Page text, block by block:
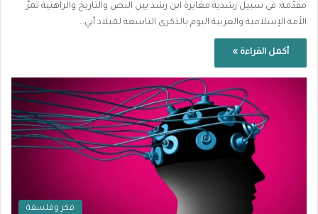
مقدّمة: في سبيل رشدية مغايرة ابن رشد بين النص والتاريخ والراهنية تمرُّ
الأمة الإسلامية والعربية اليوم بالذكرى التاسعة لميلاد أبي…
أكمل القراءة »
فكر وفلسفة